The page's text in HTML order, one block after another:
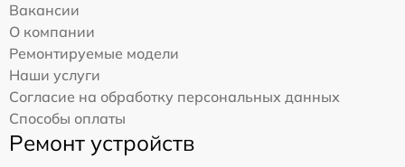
Вакансии
О компании
Ремонтируемые модели
Наши услуги
Согласие на обработку персональных данных
Способы оплаты
Ремонт устройств